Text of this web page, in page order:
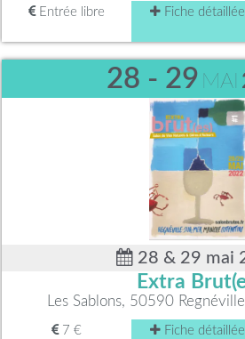
Entrée libre Fiche détaillée
28 - 29 MAI
28 & 29 mai
Extra
Les Sablons, 50590
7 € Fiche détaillée